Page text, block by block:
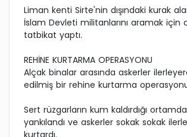
Liman kenti Sirte'nin dışındaki kurak
İslam Devleti militanlarını aramak için
tatbikat yaptı.
REHİNE KURTARMA OPERASYONU
Alçak binalar arasında askerler
edilmiş bir rehine kurtarma
Sert rüzgarların kum kaldırdığı
yankılandı ve askerler sokak sokak